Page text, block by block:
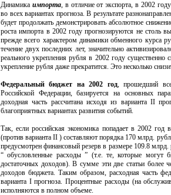
Динамика импорта, в отличие от экспорта, в 2002
во всех вариантах прогноза. В результате
будет продолжать демонстрировать абсолютное
роста импорта в 2002 году прогнозируются не столь
прежде всего характером динамики обменного курса
течение двух последних лет, значительно
реального укрепления рубля в 2002 году существенно
укрепление рубля даже прекратится. Это несколько
Федеральный бюджет на 2002 год, прошедший
Российской Федерации, базируется на основных
доходная часть рассчитана исходя из варианта II
благоприятных вариантах развития событий.
Так, если российская экономика попадает в 2002
(против варианта II ) составляют порядка 170 млрд.
предусмотрен финансовый резерв в размере 109.8
“ обусловленные расходы ” (т.е. те, которые могут
достаточных доходов). В сумме эти две статьи
доходов бюджета. Таким образом, расходная часть
варианта I прогноза. Процентные расходы (на
исполняются в полном объеме.